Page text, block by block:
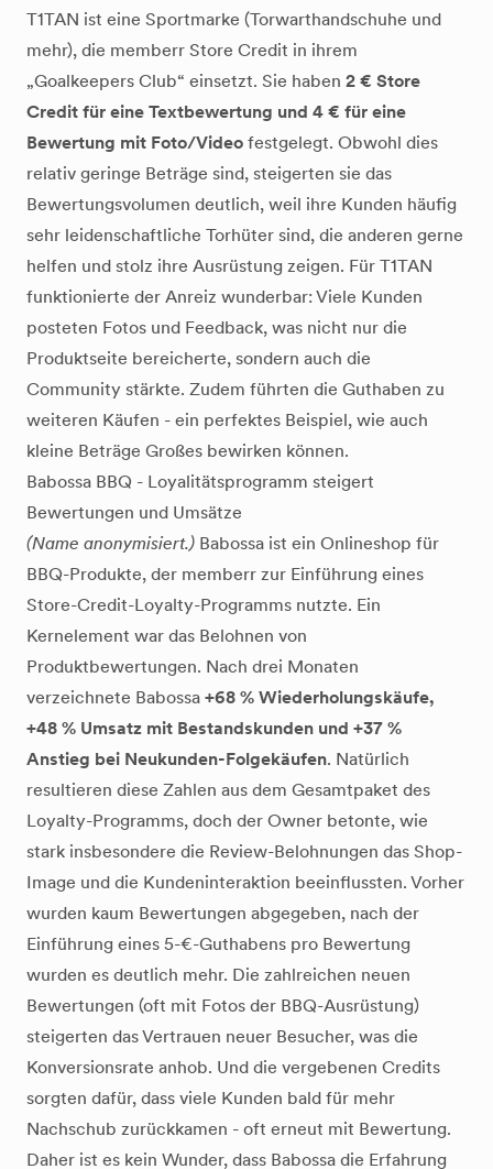
T1TAN ist eine Sportmarke (Torwarthandschuhe und
mehr), die memberr Store Credit in ihrem
„Goalkeepers Club“ einsetzt. Sie haben 2 € Store
Credit für eine Textbewertung und 4 € für eine
Bewertung mit Foto/Video festgelegt. Obwohl dies
relativ geringe Beträge sind, steigerten sie das
Bewertungsvolumen deutlich, weil ihre Kunden häufig
sehr leidenschaftliche Torhüter sind, die anderen gerne
helfen und stolz ihre Ausrüstung zeigen. Für T1TAN
funktionierte der Anreiz wunderbar: Viele Kunden
posteten Fotos und Feedback, was nicht nur die
Produktseite bereicherte, sondern auch die
Community stärkte. Zudem führten die Guthaben zu
weiteren Käufen - ein perfektes Beispiel, wie auch
kleine Beträge Großes bewirken können.
Babossa BBQ - Loyalitätsprogramm steigert
Bewertungen und Umsätze
(Name anonymisiert.) Babossa ist ein Onlineshop für
BBQ-Produkte, der memberr zur Einführung eines
Store-Credit-Loyalty-Programms nutzte. Ein
Kernelement war das Belohnen von
Produktbewertungen. Nach drei Monaten
verzeichnete Babossa +68 % Wiederholungskäufe,
+48 % Umsatz mit Bestandskunden und +37 %
Anstieg bei Neukunden-Folgekäufen. Natürlich
resultieren diese Zahlen aus dem Gesamtpaket des
Loyalty-Programms, doch der Owner betonte, wie
stark insbesondere die Review-Belohnungen das Shop-
Image und die Kundeninteraktion beeinflussten. Vorher
wurden kaum Bewertungen abgegeben, nach der
Einführung eines 5-€-Guthabens pro Bewertung
wurden es deutlich mehr. Die zahlreichen neuen
Bewertungen (oft mit Fotos der BBQ-Ausrüstung)
steigerten das Vertrauen neuer Besucher, was die
Konversionsrate anhob. Und die vergebenen Credits
sorgten dafür, dass viele Kunden bald für mehr
Nachschub zurückkamen - oft erneut mit Bewertung.
Daher ist es kein Wunder, dass Babossa die Erfahrung